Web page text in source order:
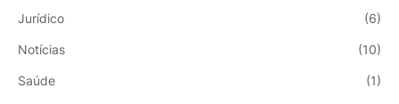
Jurídico (6)
Notícias (10)
Saúde (1)